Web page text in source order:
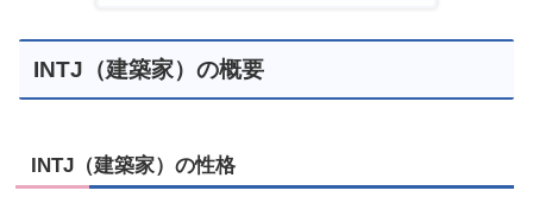
INTJ（建築家）の概要
INTJ（建築家）の性格